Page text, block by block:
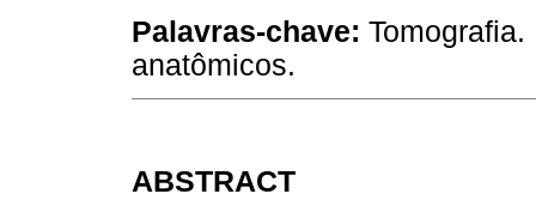
Palavras-chave:
anatômicos.
ABSTRACT